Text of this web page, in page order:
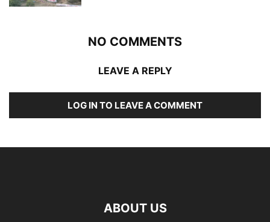
NO COMMENTS
LEAVE A REPLY
LOG IN TO LEAVE A COMMENT
ABOUT US